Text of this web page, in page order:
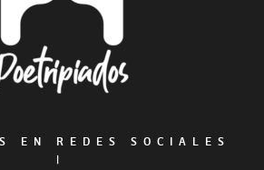
EN REDES SOCIALES
|